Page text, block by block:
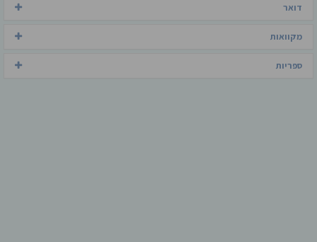
דואר
מקוואות
ספריות